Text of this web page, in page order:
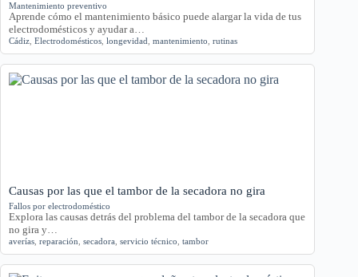
Mantenimiento preventivo
Aprende cómo el mantenimiento básico puede alargar la vida de tus
electrodomésticos y ayudar a…
Cádiz Electrodomésticos longevidad mantenimiento rutinas
Causas por las que el tambor de la secadora no gira
Fallos por electrodoméstico
Explora las causas detrás del problema del tambor de la secadora que
no gira y…
averías reparación secadora servicio técnico tambor